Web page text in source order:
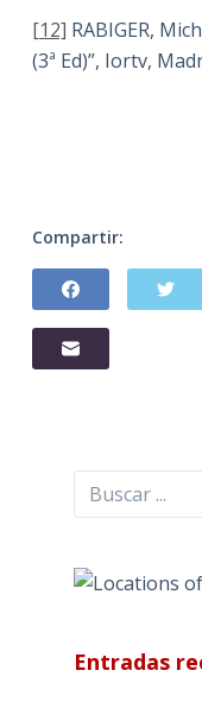
[12] RABIGER,
(3ª Ed)”, Iortv,
Compartir:
Buscar
Entradas